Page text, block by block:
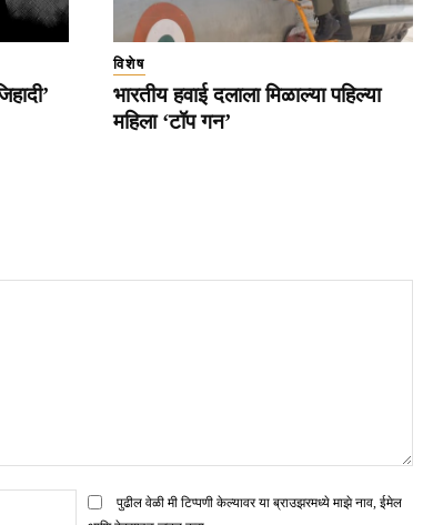
विशेष
भारतीय हवाई दलाला मिळाल्या पहिल्या
महिला ‘टॉप गन’
पुढील वेळी मी टिप्पणी केल्यावर या ब्राउझरमध्ये माझे नाव, ईमेल